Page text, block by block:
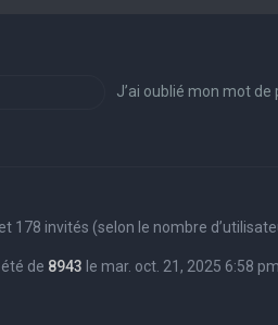
J’ai oublié mon mot de
178 invités (selon le nombre
de 8943 le mar. oct. 21, 2025 6:58 pm